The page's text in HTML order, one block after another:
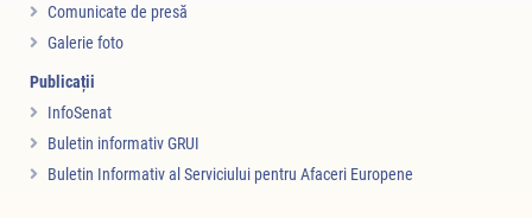
Comunicate de presă
Galerie foto
Publicații
InfoSenat
Buletin informativ GRUI
Buletin Informativ al Serviciului pentru Afaceri Europene